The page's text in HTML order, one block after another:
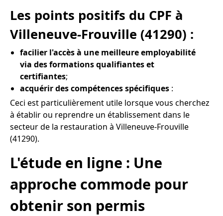
Les points positifs du CPF à
Villeneuve-Frouville (41290) :
facilier l'accès à une meilleure employabilité
via des formations qualifiantes et
certifiantes;
acquérir des compétences spécifiques :
Ceci est particulièrement utile lorsque vous cherchez
à établir ou reprendre un établissement dans le
secteur de la restauration à Villeneuve-Frouville
(41290).
L'étude en ligne : Une
approche commode pour
obtenir son permis